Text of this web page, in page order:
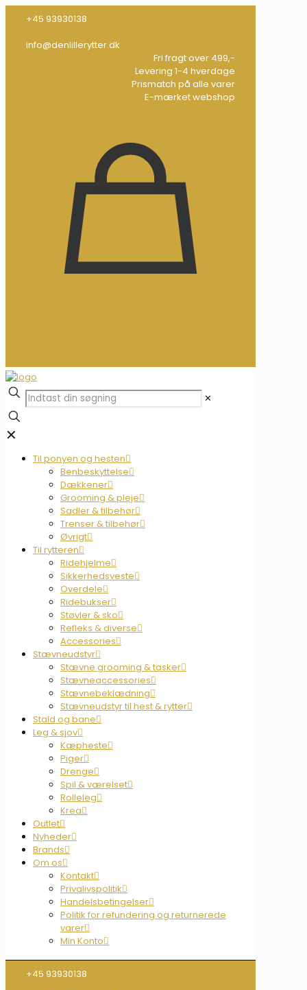
+45 93930138
info@denlillerytter.dk
Fri fragt over 499,-
Levering 1-4 hverdage
Prismatch på alle varer
E-mærket webshop
✕
✕
Til ponyen og hesten
Benbeskyttelse
Dækkener
Grooming & pleje
Sadler & tilbehør
Trenser & tilbehør
Øvrigt
Til rytteren
Ridehjelme
Sikkerhedsveste
Overdele
Ridebukser
Støvler & sko
Refleks & diverse
Accessories
Stævneudstyr
Stævne grooming & tasker
Stævneaccessories
Stævnebeklædning
Stævneudstyr til hest & rytter
Stald og bane
Leg & sjov
Kæpheste
Piger
Drenge
Spil & værelset
Rolleleg
Krea
Outlet
Nyheder
Brands
Om os
Kontakt
Privalivspolitik
Handelsbetingelser
Politik for refundering og returnerede
varer
Min Konto
+45 93930138